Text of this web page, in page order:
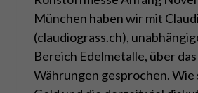
München haben wir mit
(claudiograss.ch),
Bereich Edelmetalle, über
Währungen gesprochen.